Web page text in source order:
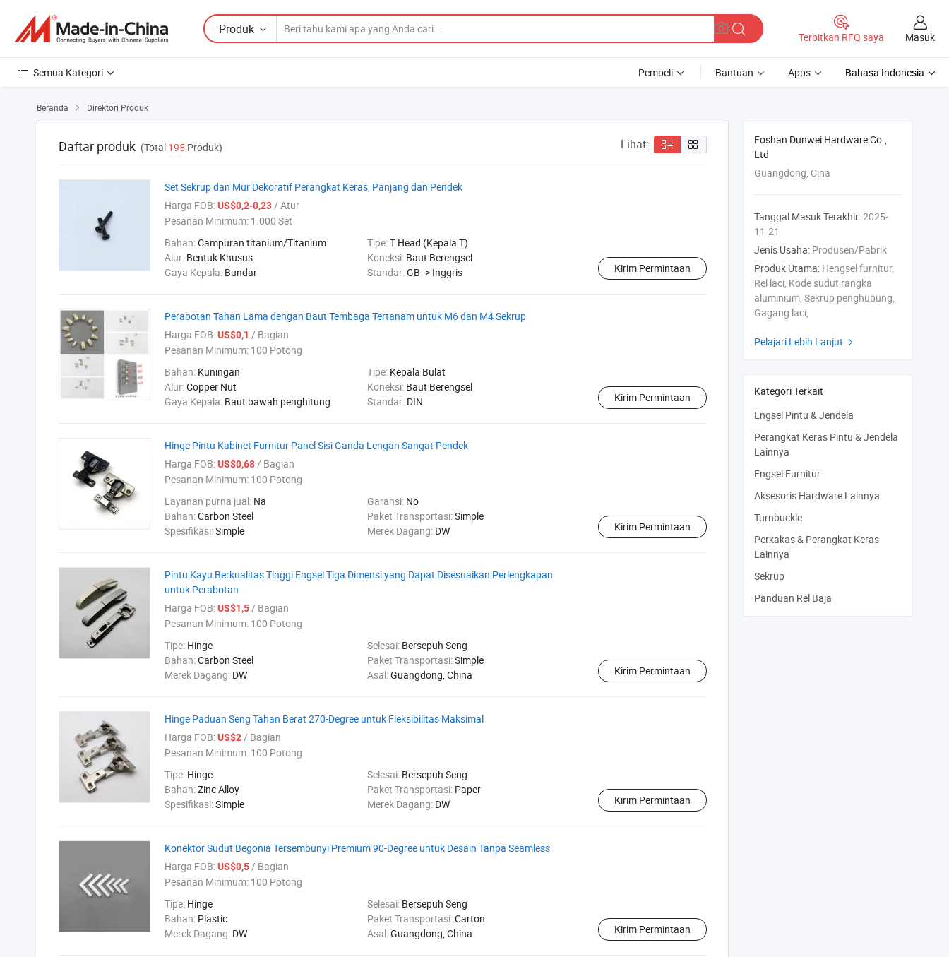
Produk
Terbitkan RFQ saya Masuk
Semua Kategori Pembeli Bantuan Apps Bahasa Indonesia
Beranda  Direktori Produk
Daftar produk (Total 195 Produk) Lihat:
Set Sekrup dan Mur Dekoratif Perangkat Keras, Panjang dan Pendek
Harga FOB:US$0,2-0,23/ Atur
Pesanan Minimum: 1.000 Set
Bahan:Campuran titanium/Titanium Tipe:T Head (Kepala T)
Alur: Bentuk Khusus Koneksi: Baut Berengsel
Gaya Kepala: Bundar Standar:GB -> Inggris Kirim Permintaan
Perabotan Tahan Lama dengan Baut Tembaga Tertanam untuk M6 dan M4 Sekrup
Harga FOB:US$0,1 / Bagian
Pesanan Minimum: 100 Potong
Bahan: Kuningan Tipe: Kepala Bulat
Alur:Copper Nut Koneksi: Baut Berengsel
Gaya Kepala: Baut bawah penghitung Standar: DIN Kirim Permintaan
Hinge Pintu Kabinet Furnitur Panel Sisi Ganda Lengan Sangat Pendek
Harga FOB:US$0,68/ Bagian
Pesanan Minimum: 100 Potong
Layanan purna jual: Na Garansi: No
Bahan:Carbon Steel Paket Transportasi:Simple
Spesifikasi:Simple Merek Dagang: DW Kirim Permintaan
Pintu Kayu Berkualitas Tinggi Engsel Tiga Dimensi yang Dapat Disesuaikan Perlengkapan
untuk Perabotan
Harga FOB:US$1,5/ Bagian
Pesanan Minimum: 100 Potong
Tipe: Hinge Selesai: Bersepuh Seng
Bahan:Carbon Steel Paket Transportasi:Simple
Merek Dagang: DW Asal:Guangdong, China Kirim Permintaan
Hinge Paduan Seng Tahan Berat 270-Degree untuk Fleksibilitas Maksimal
Harga FOB:US$2/ Bagian
Pesanan Minimum: 100 Potong
Tipe: Hinge Selesai: Bersepuh Seng
Bahan:Zinc Alloy Paket Transportasi: Paper
Spesifikasi:Simple Merek Dagang: DW Kirim Permintaan
Konektor Sudut Begonia Tersembunyi Premium 90-Degree untuk Desain Tanpa Seamless
Harga FOB:US$0,5/ Bagian
Pesanan Minimum: 100 Potong
Tipe: Hinge Selesai: Bersepuh Seng
Bahan: Plastic Paket Transportasi:Carton
Merek Dagang: DW Asal:Guangdong, China Kirim Permintaan
Foshan Dunwei Hardware Co.,
Ltd
Guangdong, Cina
Tanggal Masuk Terakhir:2025-
11-21
Jenis Usaha: Produsen/Pabrik
Produk Utama: Hengsel furnitur,
Rel laci, Kode sudut rangka
aluminium, Sekrup penghubung,
Gagang laci,
Pelajari Lebih Lanjut 
Kategori Terkait
Engsel Pintu & Jendela
Perangkat Keras Pintu & Jendela
Lainnya
Engsel Furnitur
Aksesoris Hardware Lainnya
Turnbuckle
Perkakas & Perangkat Keras
Lainnya
Sekrup
Panduan Rel Baja